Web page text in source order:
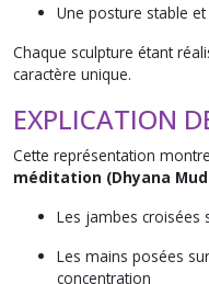
Une posture stable
Chaque sculpture étant
caractère unique.
EXPLICATION
Cette représentation
méditation (Dhyana
Les jambes croisées
Les mains posées
concentration